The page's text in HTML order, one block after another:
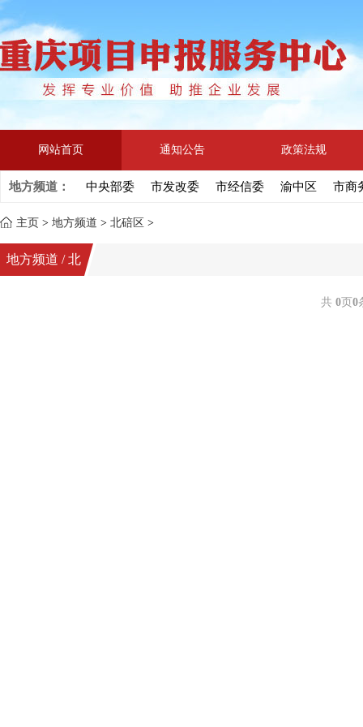
网站首页 通知公告 政策法规
地方频道： 中央部委 市发改委 市经信委 渝中区 市商
主页 > 地方频道 > 北碚区 >
地方频道 / 北
共 0页 0